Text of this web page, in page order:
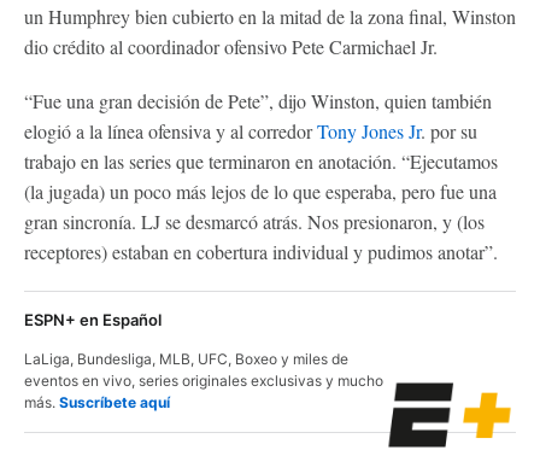
un Humphrey bien cubierto en la mitad de la zona final, Winston
dio crédito al coordinador ofensivo Pete Carmichael Jr.
“Fue una gran decisión de Pete”, dijo Winston, quien también
elogió a la línea ofensiva y al corredorTony Jones Jr. por su
trabajo en las series que terminaron en anotación. “Ejecutamos
(la jugada) un poco más lejos de lo que esperaba, pero fue una
gran sincronía. LJ se desmarcó atrás. Nos presionaron, y (los
receptores) estaban en cobertura individual y pudimos anotar”.
ESPN+ en Español
LaLiga, Bundesliga, MLB, UFC, Boxeo y miles de
eventos en vivo, series originales exclusivas y mucho
más. Suscríbete aquí